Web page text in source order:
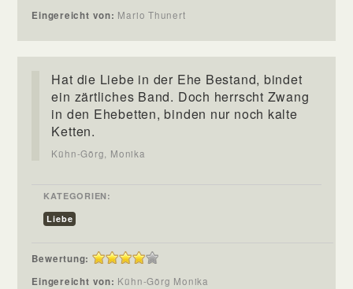
Eingereicht von: Mario Thunert
Hat die Liebe in der Ehe Bestand, bindet
ein zärtliches Band. Doch herrscht Zwang
in den Ehebetten, binden nur noch kalte
Ketten.
Kühn-Görg, Monika
KATEGORIEN:
Liebe
Bewertung:
Eingereicht von: Kühn-Görg Monika